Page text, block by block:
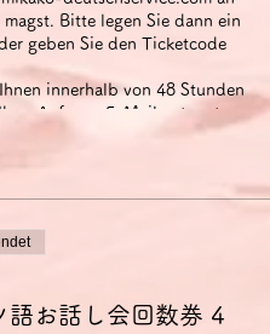
magst. Bitte legen Sie dann ein
geben Sie den Ticketcode
innerhalb von 48 Stunden
Anfrage-E-Mail antworten.
beinhalten Ticketgebühren
aus legen wir den Preis in
wir aufgrund von
nur
in Euro akzeptieren
beachten Sie, dass sich der
語お話し会回数券 4